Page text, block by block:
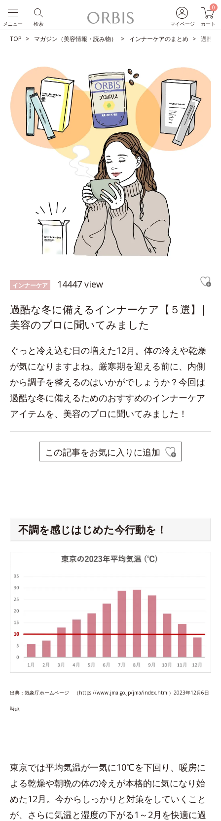
マイページ
0
カート
検索
メニュー
TOP マガジン（美容情報・読み物） インナーケアのまとめ 過酷な
インナーケア 14447 view
過酷な冬に備えるインナーケア【５選】|
美容のプロに聞いてみました
ぐっと冷え込む日の増えた12月。体の冷えや乾燥
が気になりますよね。厳寒期を迎える前に、内側
から調子を整えるのはいかがでしょうか？今回は
過酷な冬に備えるためのおすすめのインナーケア
アイテムを、美容のプロに聞いてみました！
この記事をお気に入りに追加
不調を感じはじめた今行動を！
出典：気象庁ホームページ （https://www.jma.go.jp/jma/index.html）2023年12月6日
時点
東京では平均気温が一気に10℃を下回り、暖房に
よる乾燥や朝晩の体の冷えが本格的に気になり始
めた12月。今からしっかりと対策をしていくこと
が、さらに気温と湿度の下がる1～2月を快適に過